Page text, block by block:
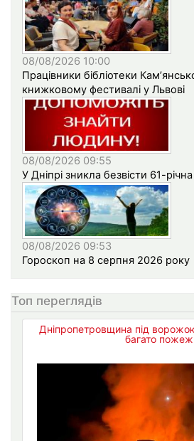
08/08/2026 10:00
Працівники бібліотеки
книжковому фестивалі у Львові
08/08/2026 09:55
У Дніпрі зникла безвісти 61-
08/08/2026 09:53
Гороскоп на 8 серпня 2026 року
Топ переглядів
Дніпропетровщина під
багато пожеж